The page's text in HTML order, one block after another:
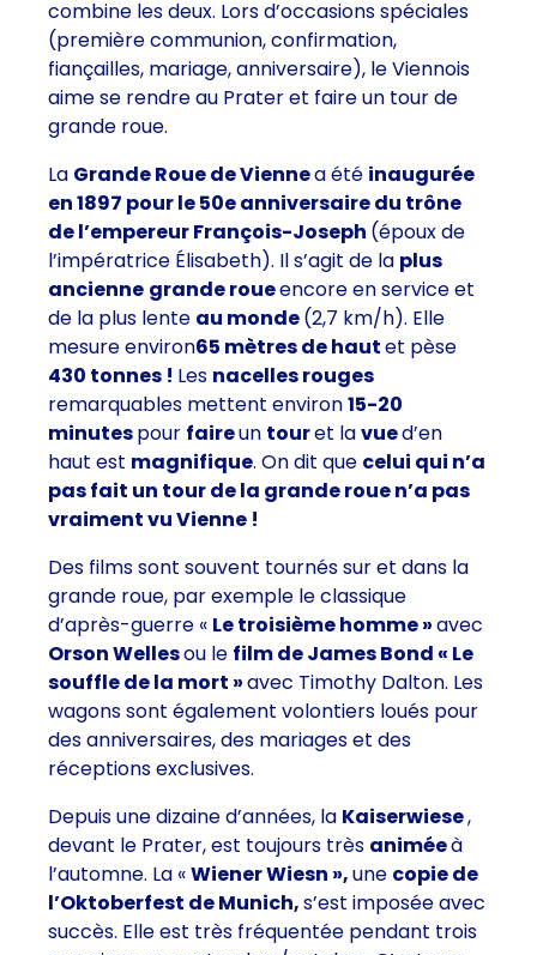
combine les deux. Lors d’occasions spéciales
(première communion, confirmation,
fiançailles, mariage, anniversaire), le Viennois
aime se rendre au Prater et faire un tour de
grande roue.
La Grande Roue de Viennea été inaugurée
en 1897 pour le 50e anniversaire du trône
de l’empereur François-Joseph (époux de
l’impératrice Élisabeth). Il s’agit de la plus
ancienne grande roueencore en service et
de la plus lente au monde(2,7 km/h). Elle
mesure environ65 mètres de hautet pèse
430 tonnes ! Les nacelles rouges
remarquables mettent environ15-20
minutespour faireun touret lavued’en
haut est magnifique. On dit que celui qui n’a
pas fait un tour de la grande roue n’a pas
vraiment vu Vienne !
Des films sont souvent tournés sur et dans la
grande roue, par exemple le classique
d’après-guerre « Le troisième homme »avec
Orson Wellesou le film de James Bond « Le
souffle de la mort »avec Timothy Dalton. Les
wagons sont également volontiers loués pour
des anniversaires, des mariages et des
réceptions exclusives.
Depuis une dizaine d’années, la Kaiserwiese,
devant le Prater, est toujours très animéeà
l’automne. La «Wiener Wiesn »,une copie de
l’Oktoberfest de Munich,s’est imposée avec
succès. Elle est très fréquentée pendant trois